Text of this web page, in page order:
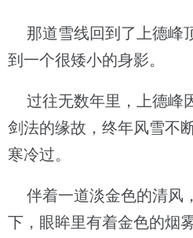
那道雪线回到了上德峰
到一个很矮小的身影。
过往无数年里，上德峰
剑法的缘故，终年风雪不
寒冷过。
伴着一道淡金色的清风
下，眼眸里有着金色的烟